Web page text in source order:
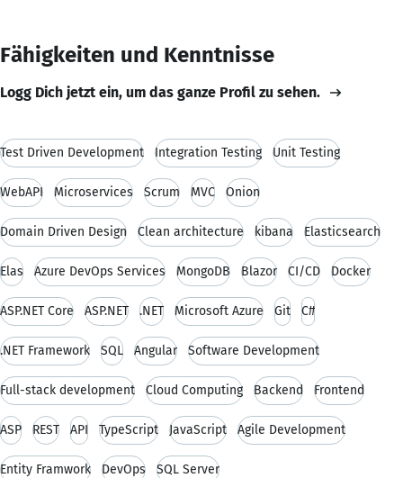
Fähigkeiten und Kenntnisse
Logg Dich jetzt ein, um das ganze Profil zu sehen.
Test Driven Development Integration Testing Unit Testing
WebAPI Microservices Scrum MVC Onion
Domain Driven Design Clean architecture kibana Elasticsearch
Elas Azure DevOps Services MongoDB Blazor CI/CD Docker
ASP.NET Core ASP.NET .NET Microsoft Azure Git C#
.NET Framework SQL Angular Software Development
Full-stack development Cloud Computing Backend Frontend
ASP REST API TypeScript JavaScript Agile Development
Entity Framwork DevOps SQL Server